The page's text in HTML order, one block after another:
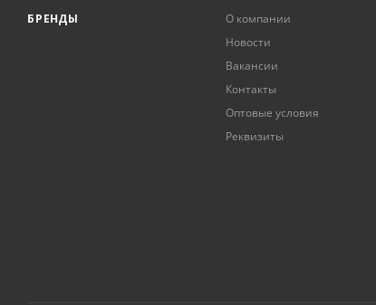
БРЕНДЫ
О компании
Новости
Вакансии
Контакты
Оптовые условия
Реквизиты